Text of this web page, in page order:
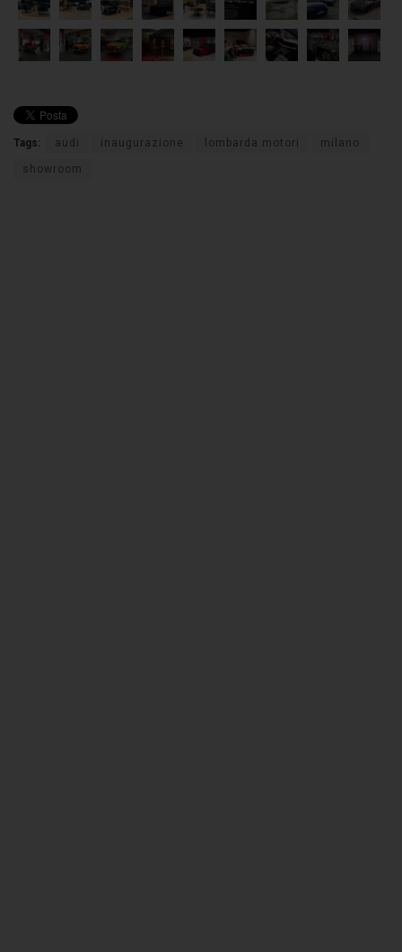
Tags: audi inaugurazione lombarda motori milano
showroom